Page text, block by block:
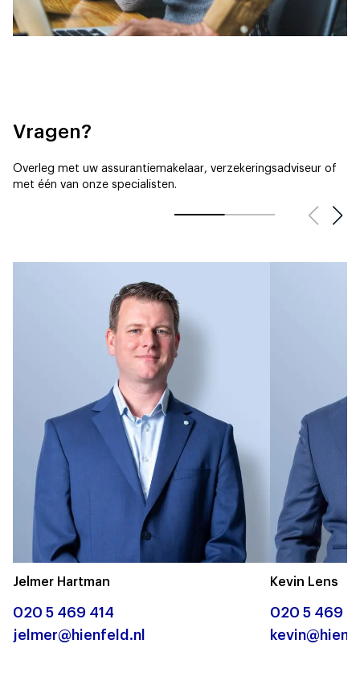
Vragen?
Overleg met uw assurantiemakelaar, verzekeringsadviseur of
met één van onze specialisten.
Jelmer Hartman
020 5 469 414
jelmer@hienfeld.nl
Kevin Lens
020 5 469